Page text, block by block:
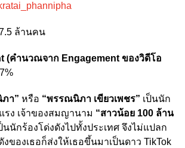
ล้านคน
(คำนวณจาก Engagement ของวิดีโอ
า” หรือ “พรรณนิภา เขียวเพชร” เป็นนัก
รง เจ้าของสมญานาม “สาวน้อย 100 ล้าน
นนักร้องโด่งดังไปทั้งประเทศ จึงไม่แปลก
ของเธอก็ส่งให้เธอขึ้นมาเป็นดาว TikTok